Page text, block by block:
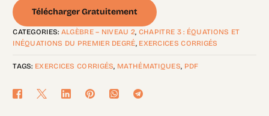
Télécharger Gratuitement
CATEGORIES: ALGÈBRE – NIVEAU 2, CHAPITRE 3 : ÉQUATIONS ET
INÉQUATIONS DU PREMIER DEGRÉ, EXERCICES CORRIGÉS
TAGS: EXERCICES CORRIGÉS, MATHÉMATIQUES, PDF